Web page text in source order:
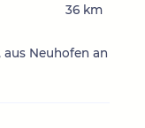
aus Neuhofen an
36 km